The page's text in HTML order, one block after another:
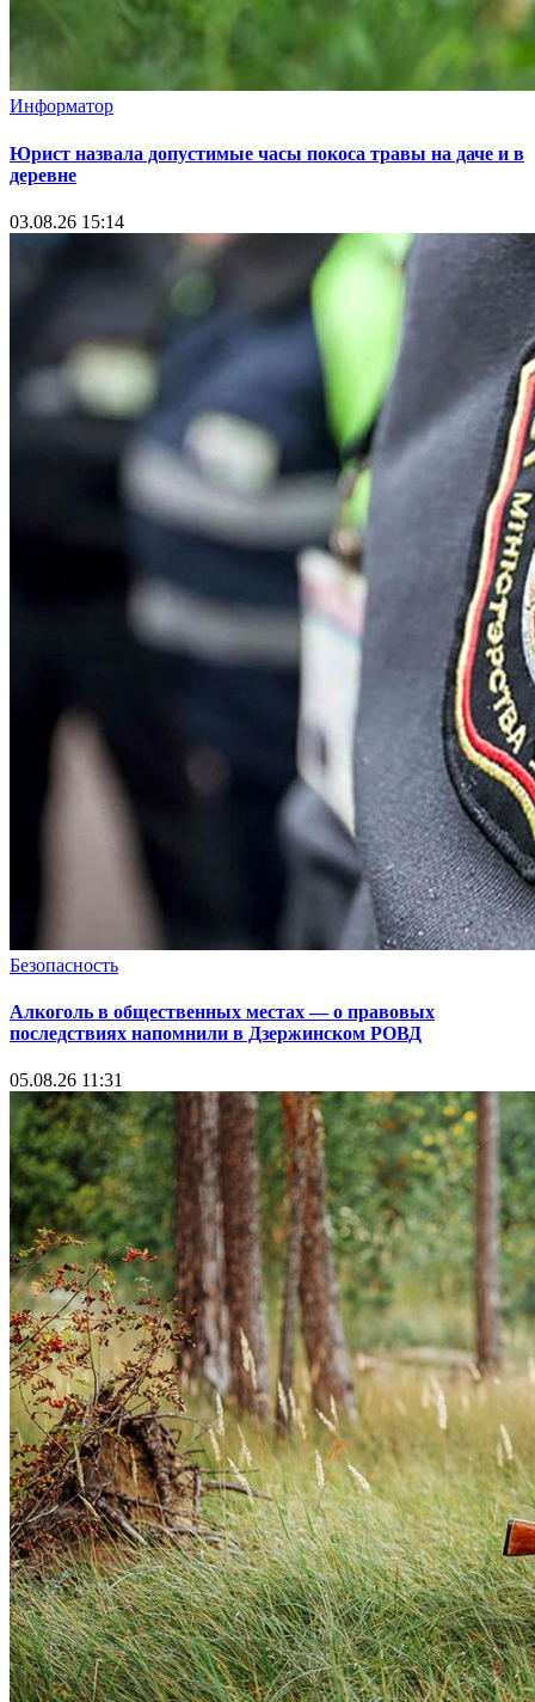
Информатор
Юрист назвала допустимые часы покоса травы на даче и в
деревне
03.08.26 15:14
Безопасность
Алкоголь в общественных местах — о правовых
последствиях напомнили в Дзержинском РОВД
05.08.26 11:31